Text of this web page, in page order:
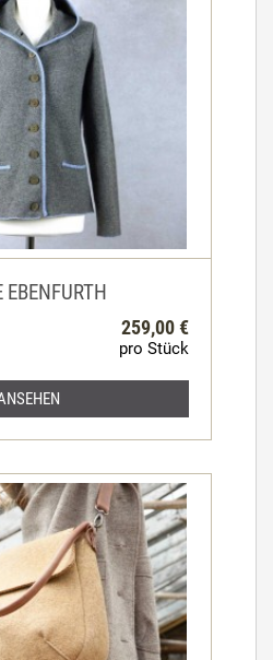
259,00 €
pro Stück